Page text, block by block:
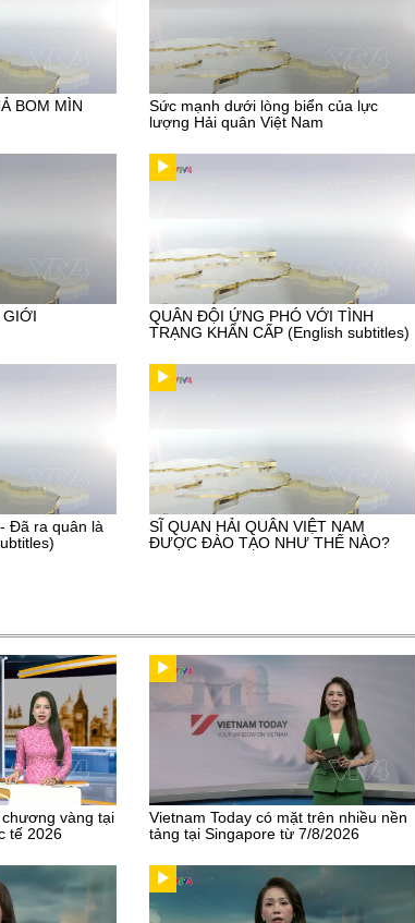
BOM MÌN
Sức mạnh dưới lòng biển của lực
lượng Hải quân Việt Nam
GIỚI
QUÂN ĐỘI ỨNG PHÓ VỚI TÌNH
TRẠNG KHẨN CẤP (English subtitles)
Đã ra quân là
SĨ QUAN HẢI QUÂN VIỆT NAM
ĐƯỢC ĐÀO TẠO NHƯ THẾ NÀO?
vàng tại
tế 2026
Vietnam Today có mặt trên nhiều nền
tảng tại Singapore từ 7/8/2026